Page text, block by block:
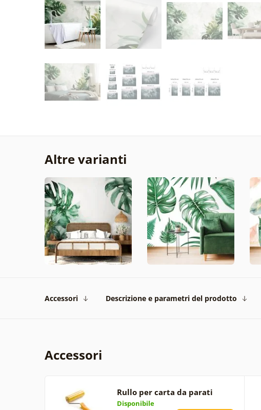
Altre varianti
Accessori Descrizione e parametri del prodotto
Accessori
Rullo per carta da parati
Disponibile